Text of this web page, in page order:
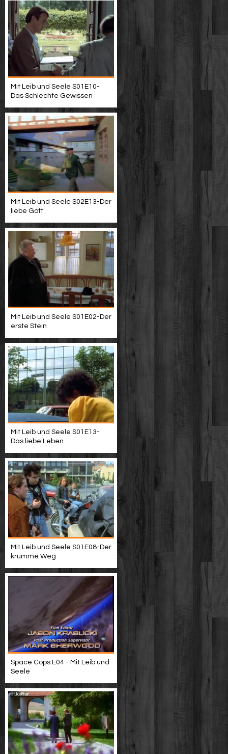
Mit Leib und Seele S01E10-
Das Schlechte Gewissen
Mit Leib und Seele S02E13-Der
liebe Gott
Mit Leib und Seele S01E02-Der
erste Stein
Mit Leib und Seele S01E13-
Das liebe Leben
Mit Leib und Seele S01E08-Der
krumme Weg
Space Cops E04 - Mit Leib und
Seele